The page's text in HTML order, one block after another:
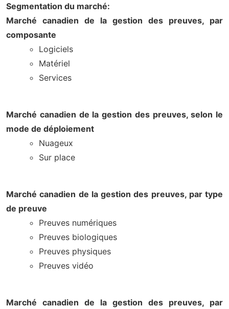
Segmentation du marché:
Marché canadien de la gestion des preuves, par
composante
Logiciels
Matériel
Services
Marché canadien de la gestion des preuves, selon le
mode de déploiement
Nuageux
Sur place
Marché canadien de la gestion des preuves, par type
de preuve
Preuves numériques
Preuves biologiques
Preuves physiques
Preuves vidéo
Marché canadien de la gestion des preuves, par